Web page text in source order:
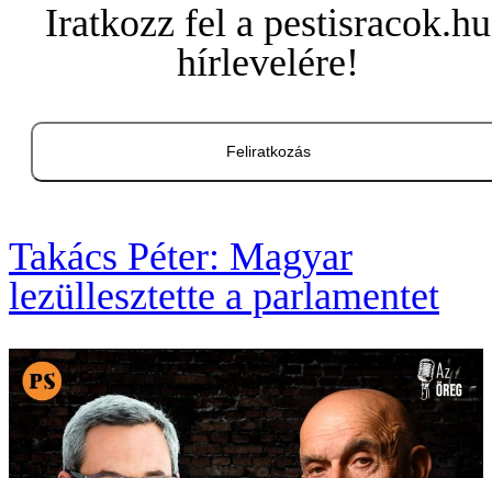
Iratkozz fel a pestisracok.hu
hírlevelére!
Feliratkozás
Takács Péter: Magyar
lezüllesztette a parlamentet